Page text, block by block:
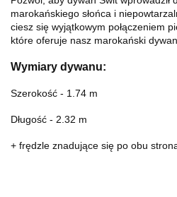
marokańskiego słońca i
ciesz się wyjątkowym połączeniem
które oferuje nasz marokański dywan
Wymiary dywanu:
Szerokość - 1.74 m
Długość - 2.32 m
+ frędzle znadujące się po obu